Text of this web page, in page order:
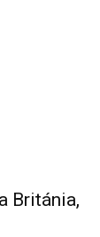
Británia,